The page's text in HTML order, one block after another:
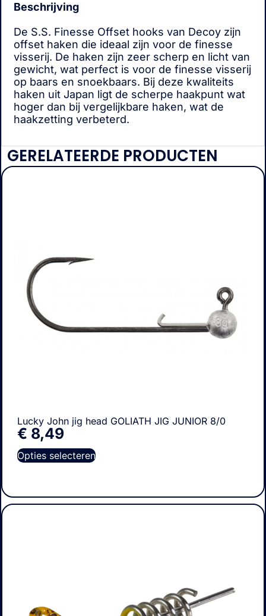
Beschrijving
De S.S. Finesse Offset hooks van Decoy zijn
offset haken die ideaal zijn voor de finesse
visserij. De haken zijn zeer scherp en licht van
gewicht, wat perfect is voor de finesse visserij
op baars en snoekbaars. Bij deze kwaliteits
haken uit Japan ligt de scherpe haakpunt wat
hoger dan bij vergelijkbare haken, wat de
haakzetting verbeterd.
GERELATEERDE PRODUCTEN
Lucky John jig head GOLIATH JIG JUNIOR 8/0
€ 8,49
Opties selecteren